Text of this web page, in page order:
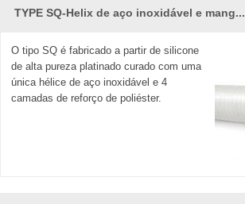
TYPE SQ-Helix de aço inoxidável e mang...
O tipo SQ é fabricado a partir de silicone
de alta pureza platinado curado com uma
única hélice de aço inoxidável e 4
camadas de reforço de poliéster.